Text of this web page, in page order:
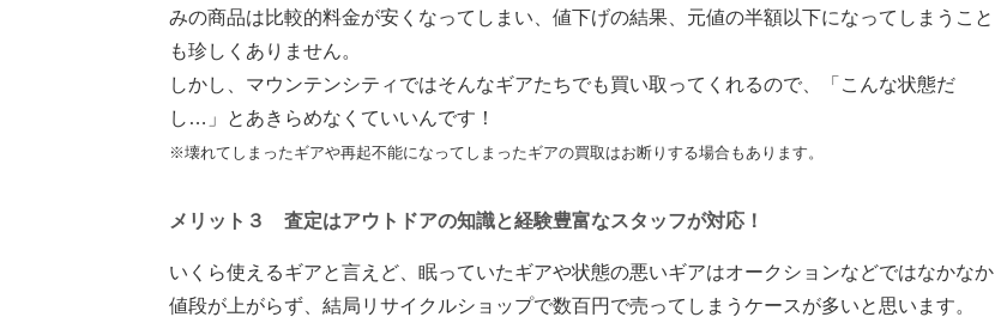
みの商品は比較的料金が安くなってしまい、値下げの結果、元値の半額以下になってしまうこと
も珍しくありません。
しかし、マウンテンシティではそんなギアたちでも買い取ってくれるので、「こんな状態だ
し…」とあきらめなくていいんです！
※壊れてしまったギアや再起不能になってしまったギアの買取はお断りする場合もあります。
メリット３ 査定はアウトドアの知識と経験豊富なスタッフが対応！
いくら使えるギアと言えど、眠っていたギアや状態の悪いギアはオークションなどではなかなか
値段が上がらず、結局リサイクルショップで数百円で売ってしまうケースが多いと思います。